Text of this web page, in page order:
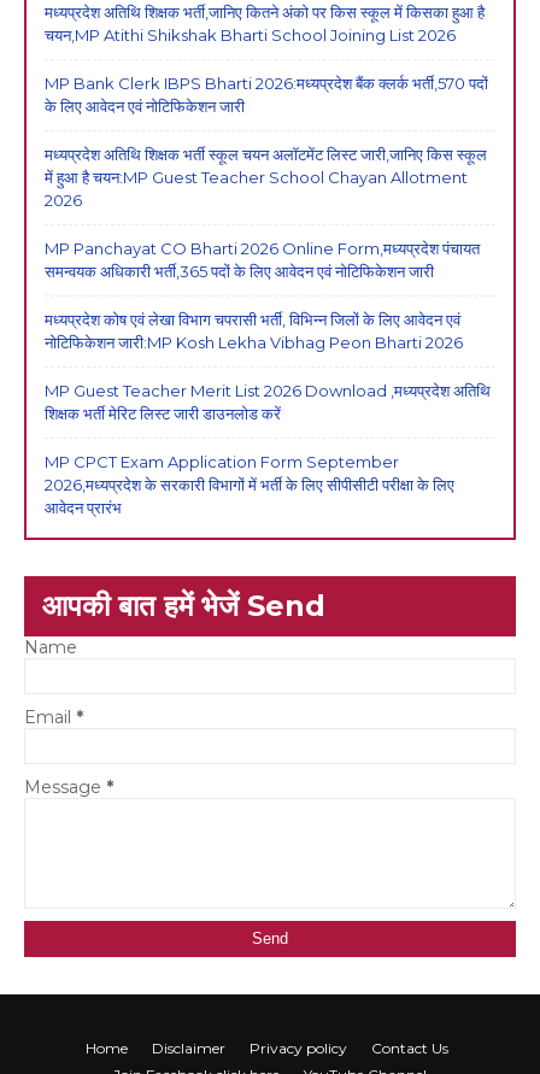
मध्यप्रदेश अतिथि शिक्षक भर्ती,जानिए कितने अंको पर किस स्कूल में किसका हुआ है
चयन,MP Atithi Shikshak Bharti School Joining List 2026
MP Bank Clerk IBPS Bharti 2026:मध्यप्रदेश बैंक क्लर्क भर्ती,570 पदों
के लिए आवेदन एवं नोटिफिकेशन जारी
मध्यप्रदेश अतिथि शिक्षक भर्ती स्कूल चयन अलॉटमेंट लिस्ट जारी,जानिए किस स्कूल
में हुआ है चयन:MP Guest Teacher School Chayan Allotment
2026
MP Panchayat CO Bharti 2026 Online Form,मध्यप्रदेश पंचायत
समन्वयक अधिकारी भर्ती,365 पदों के लिए आवेदन एवं नोटिफिकेशन जारी
मध्यप्रदेश कोष एवं लेखा विभाग चपरासी भर्ती, विभिन्न जिलों के लिए आवेदन एवं
नोटिफिकेशन जारी:MP Kosh Lekha Vibhag Peon Bharti 2026
MP Guest Teacher Merit List 2026 Download ,मध्यप्रदेश अतिथि
शिक्षक भर्ती मेरिट लिस्ट जारी डाउनलोड करें
MP CPCT Exam Application Form September
2026,मध्यप्रदेश के सरकारी विभागों में भर्ती के लिए सीपीसीटी परीक्षा के लिए
आवेदन प्रारंभ
आपकी बात हमें भेजें Send
Name
Email *
Message *
Home Disclaimer Privacy policy
Contact Us